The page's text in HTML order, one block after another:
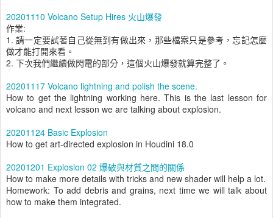
20201110 Volcano Setup Hires 火山爆發
作業:
1. 請一定要試著自己從無到有做出來，那些檔案只是參考，忘記怎麼
做才能打開來看。
2. 下次我們繼續做閃電的部分，這個火山爆發就算完整了。
20201117 Volcano lightning and polish the scene.
How to get the lightning working here. This is the last lesson for
volcano and next lesson we are talking about explosion.
20201124 Basic Explosion
How to get art-directed explosion in Houdini 18.0
20201201 Explosion 02 爆破與材質之間的關係
How to make more details with tricks and new shader will help a lot.
Homework: To add debris and grains, next time we will talk about
how to make them integrated.